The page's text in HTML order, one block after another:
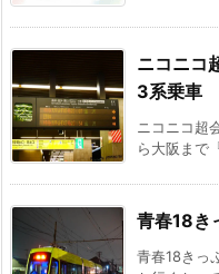
ニコニコ
3系乗車
ニコニコ超
ら大阪まで
青春18き
青春18きっ